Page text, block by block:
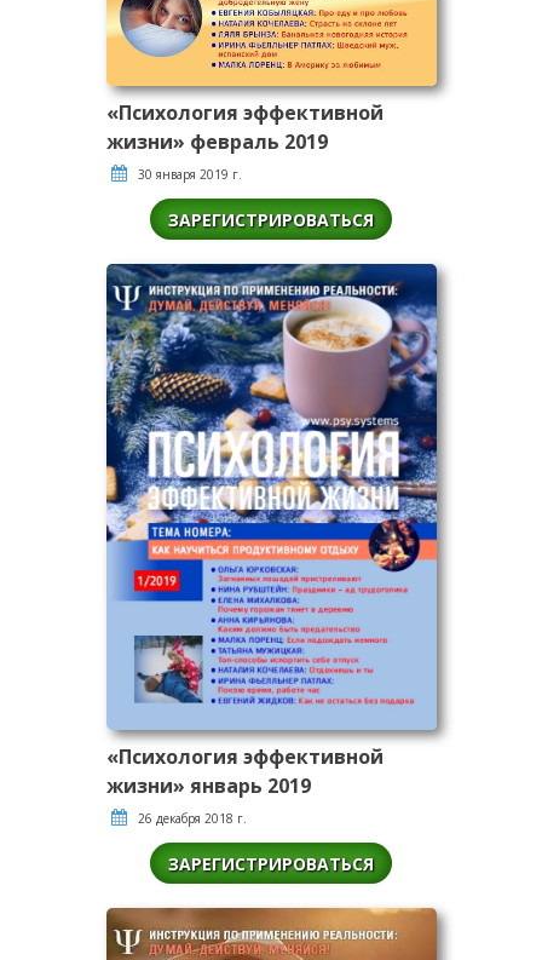
«Психология эффективной
жизни» февраль 2019
30 января 2019 г.
ЗАРЕГИСТРИРОВАТЬСЯ
«Психология эффективной
жизни» январь 2019
26 декабря 2018 г.
ЗАРЕГИСТРИРОВАТЬСЯ